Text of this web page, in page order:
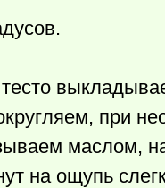
при
маслом,
на ощупь